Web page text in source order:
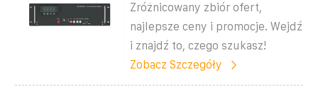
Zróżnicowany zbiór ofert,
najlepsze ceny i promocje. Wejdź
i znajdź to, czego szukasz!
Zobacz Szczegóły